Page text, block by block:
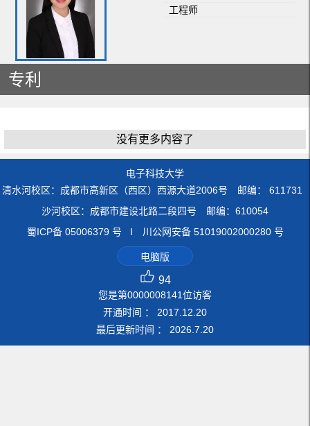
工程师
专利
没有更多内容了
电子科技大学
清水河校区：成都市高新区（西区）西源大道2006号 邮编： 611731
沙河校区：成都市建设北路二段四号 邮编：610054
蜀ICP备 05006379 号 I 川公网安备 51019002000280 号
电脑版
94
您是第0000008141位访客
开通时间 ： 2017 12 20
最后更新时间 ： 2026 7 20